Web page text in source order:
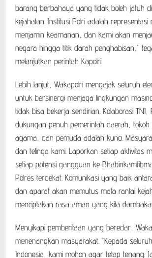
barang berbahaya yang tidak boleh jatuh
kejahatan. Institusi Polri adalah
menjamin keamanan, dan kami akan
negara hingga titik darah penghabisan,”
melanjutkan perintah Kapolri.
Lebih lanjut, Wakapolri mengajak seluruh
untuk bersinergi menjaga lingkungan
tidak bisa bekerja sendirian. Kolaborasi TNI,
dukungan penuh pemerintah daerah,
agama, dan pemuda adalah kunci.
dan telinga kami. Laporkan setiap aktivitas
setiap potensi gangguan ke
Polres terdekat. Komunikasi yang baik
dan aparat akan memutus mata rantai
menciptakan rasa aman yang kita
Menyikapi pemberitaan yang beredar,
menenangkan masyarakat. “Kepada
Indonesia, kami mohon agar tetap tenang.